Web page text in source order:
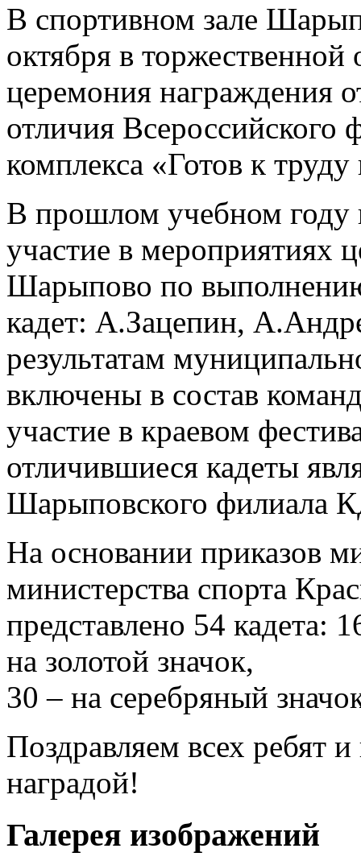
В спортивном зале
октября в торжественной
церемония награждения
отличия Всероссийского
комплекса «Готов к
В прошлом учебном году
участие в мероприятиях
Шарыпово по
кадет: А.Зацепин,
результатам
включены в состав
участие в краевом
отличившиеся кадеты
Шарыповского
На основании приказов
министерства спорта
представлено 54 кадета:
на золотой значок,
30 – на серебряный
Поздравляем всех ребят
наградой!
Галерея изображений